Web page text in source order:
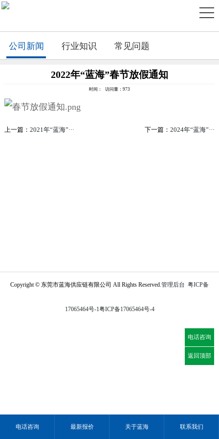
公司新闻 行业知识 常见问题
2022年“蓝海”春节放假通知
时间： 访问量：973
上一篇： 2021年“蓝海”··· 下一篇：2024年“蓝海”···
Copyright © 东莞市蓝海供应链有限公司 All Rights Reserved.管理后台 粤ICP备
17065464号-1粤ICP备17065464号-4
电话咨询 最新报价 关于蓝海 联系我们
电话咨询
返回顶部